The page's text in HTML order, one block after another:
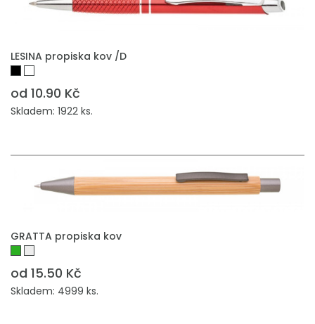
LESINA propiska kov /D
od 10.90 Kč
Skladem: 1922 ks.
GRATTA propiska kov
od 15.50 Kč
Skladem: 4999 ks.